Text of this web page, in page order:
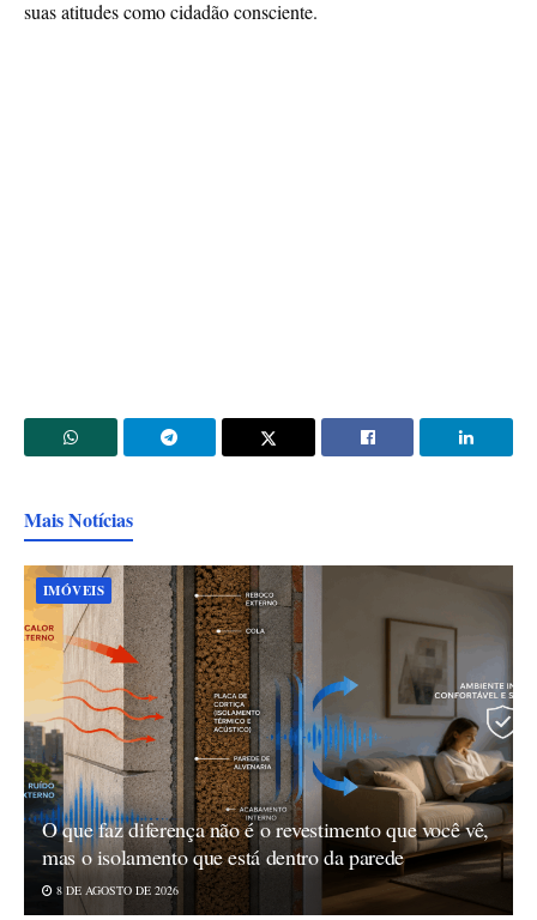
suas atitudes como cidadão consciente.
Mais Notícias
IMÓVEIS
O que faz diferença não é o revestimento que você vê,
mas o isolamento que está dentro da parede
8 DE AGOSTO DE 2026